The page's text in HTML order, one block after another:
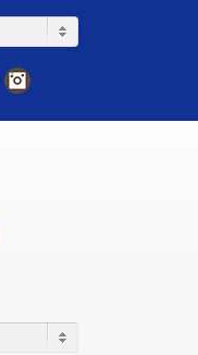
LinkedIn